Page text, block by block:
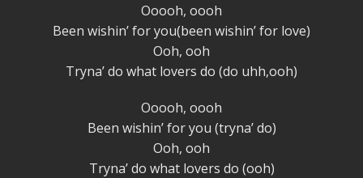
Ooooh, oooh
Been wishin’ for you(been wishin’ for love)
Ooh, ooh
Tryna’ do what lovers do (do uhh,ooh)
Ooooh, oooh
Been wishin’ for you (tryna’ do)
Ooh, ooh
Tryna’ do what lovers do (ooh)